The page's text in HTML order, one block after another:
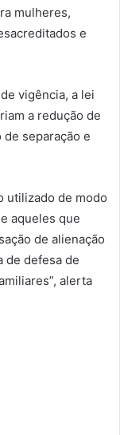
mulheres,
e
vigência, a lei
a redução de
separação e
utilizado de modo
aqueles que
de alienação
de defesa de
alerta